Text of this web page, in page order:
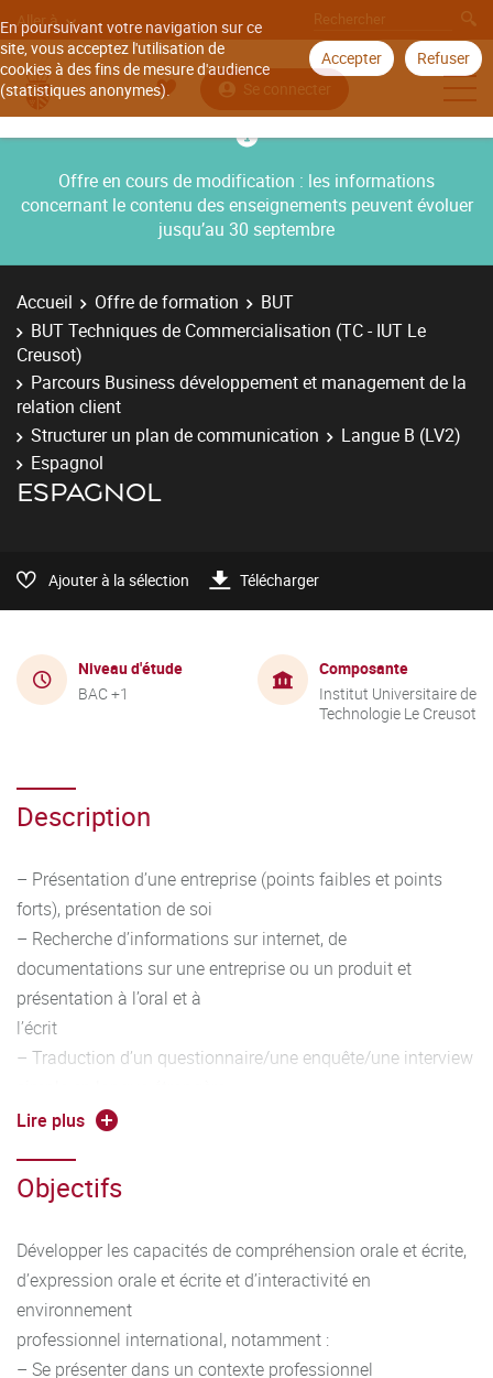
En poursuivant votre navigation sur ce
site, vous acceptez l'utilisation de
cookies à des fins de mesure d'audience
(statistiques anonymes).
Accepter Refuser
Aller à
Se connecter
Offre en cours de modification : les informations
concernant le contenu des enseignements peuvent évoluer
jusqu’au 30 septembre
Accueil Offre de formation
BUT
BUT Techniques de Commercialisation (TC - IUT Le
Creusot)
Parcours Business développement et management de la
relation client
Structurer un plan de communication
Langue B (LV2)
Espagnol
ESPAGNOL
Ajouter à la sélection Télécharger
Niveau d'étude
BAC +1
Composante
Institut Universitaire de
Technologie Le Creusot
Description
– Présentation d’une entreprise (points faibles et points
forts), présentation de soi
– Recherche d’informations sur internet, de
documentations sur une entreprise ou un produit et
présentation à l’oral et à
l’écrit
– Traduction d’un questionnaire/une enquête/une interview
– Prospection au téléphone et prise des RDV
besoins du client
– Description d’un support de communication commerciale
brief
Outils linguistiques
– Travailler entre autres les éléments suivants :
conjugaison et emploi des temps adaptés à la situation
Lire plus
Objectifs
Développer les capacités de compréhension orale et écrite,
d’expression orale et écrite et d’interactivité en
environnement
professionnel international, notamment :
– Se présenter dans un contexte professionnel